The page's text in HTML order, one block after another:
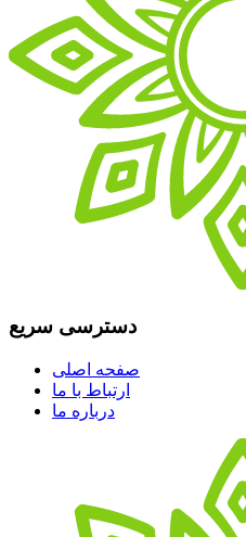
دسترسی سریع
صفحه اصلی
ارتباط با ما
درباره ما